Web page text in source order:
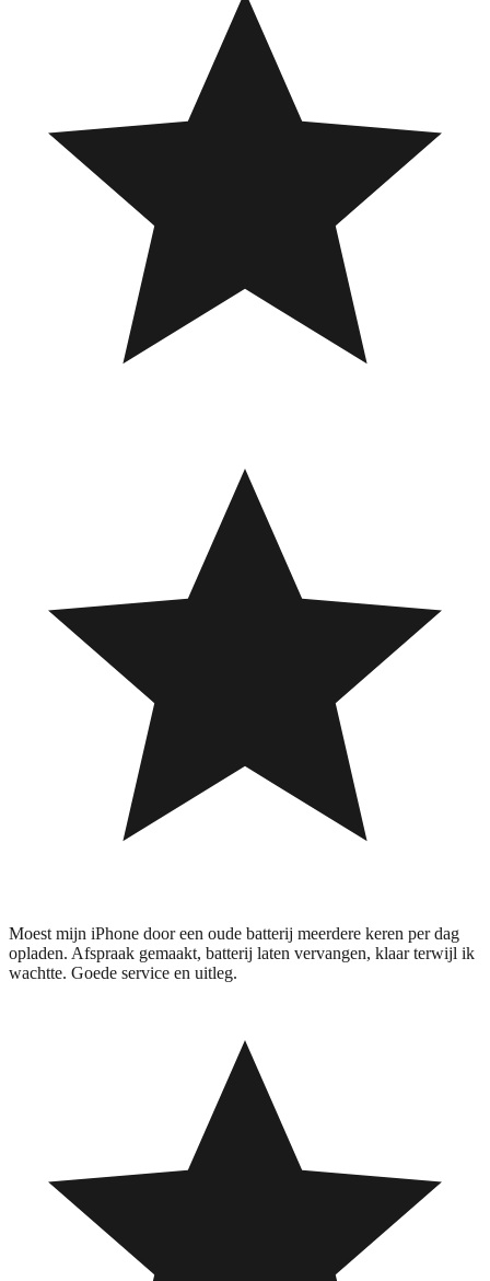
Moest mijn iPhone door een oude batterij meerdere keren per dag
opladen. Afspraak gemaakt, batterij laten vervangen, klaar terwijl ik
wachtte. Goede service en uitleg.